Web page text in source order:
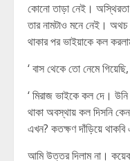
কোনো তাড়া নেই।
তার নামটাও মনে নেই। অথচ
থাকার পর ভাইয়াকে কল
‘ বাস থেকে তো নেমে
‘ মিরাজ ভাইকে কল দে।
থাকা অবস্থায় কল দিসনি
এখন? কতক্ষণ দাঁড়িয়ে থাকবি
আমি উত্তর দিলাম না।